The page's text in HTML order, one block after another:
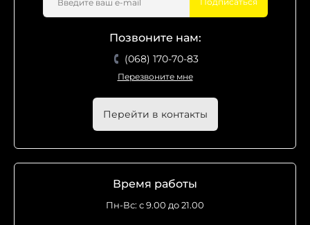
Позвоните нам:
(068) 170-70-83
Перезвоните мне
Перейти в контакты
Время работы
Пн-Вс: с 9.00 до 21.00